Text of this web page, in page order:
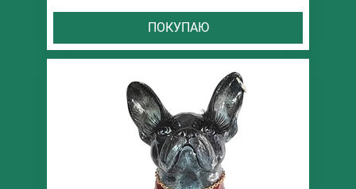
ПОКУПАЮ